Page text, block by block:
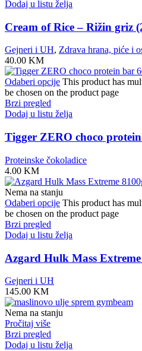
Dodaj u listu želja
Cream of Rice – Rižin griz
Gejneri i UH, Zdrava hrana, piće i
40.00 KM
Odaberi opcije This product has
be chosen on the product page
Brzi pregled
Dodaj u listu želja
Tigger ZERO choco
Proteinske čokoladice
4.00 KM
Nema na stanju
Odaberi opcije This product has
be chosen on the product page
Brzi pregled
Dodaj u listu želja
Azgard Hulk Mass
Gejneri i UH
145.00 KM
Nema na stanju
Pročitaj više
Brzi pregled
Dodaj u listu želja